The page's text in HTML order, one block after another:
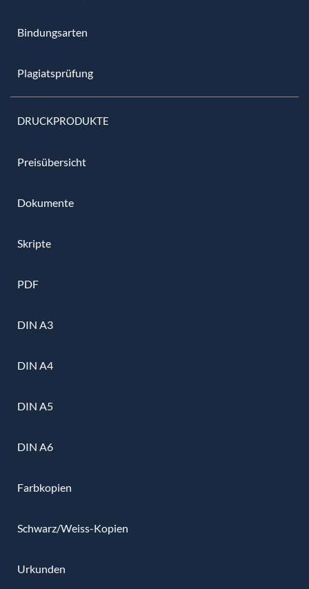
Bindungsarten
Plagiatsprüfung
DRUCKPRODUKTE
Preisübersicht
Dokumente
Skripte
PDF
DIN A3
DIN A4
DIN A5
DIN A6
Farbkopien
Schwarz/Weiss-Kopien
Urkunden